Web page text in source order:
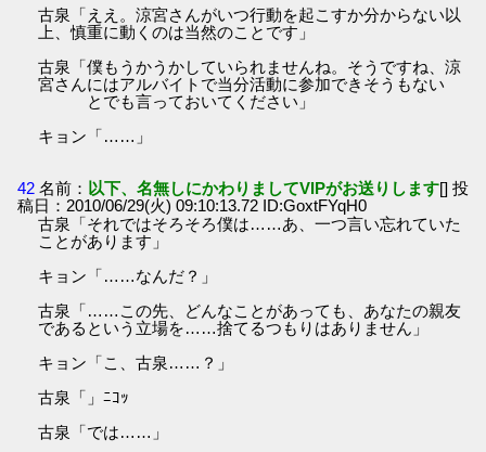
古泉「ええ。涼宮さんがいつ行動を起こすか分からない以
上、慎重に動くのは当然のことです」
古泉「僕もうかうかしていられませんね。そうですね、涼
宮さんにはアルバイトで当分活動に参加できそうもない
とでも言っておいてください」
キョン「……」
42 名前： 以下、名無しにかわりましてVIPがお送りします[] 投
稿日：2010/06/29(火) 09:10:13.72 ID:GoxtFYqH0
古泉「それではそろそろ僕は……あ、一つ言い忘れていた
ことがあります」
キョン「……なんだ？」
古泉「……この先、どんなことがあっても、あなたの親友
であるという立場を……捨てるつもりはありません」
キョン「こ、古泉……？」
古泉「」ﾆｺｯ
古泉「では……」